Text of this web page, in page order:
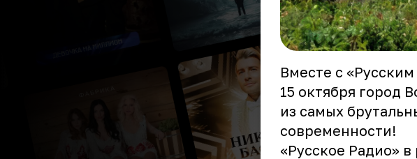
Вместе с
15 октября город
из самых
современности!
«Русское Радио» в